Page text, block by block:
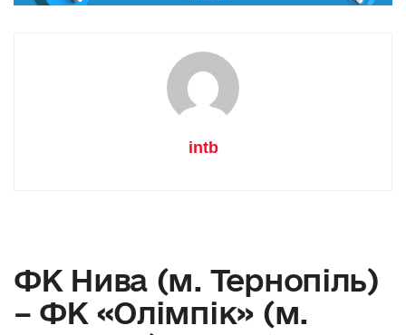
intb
ФК Нива (м. Тернопіль)
– ФК «Олімпік» (м.